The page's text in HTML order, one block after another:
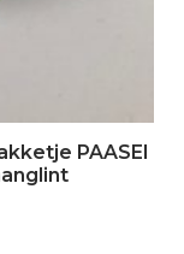
PAASEI